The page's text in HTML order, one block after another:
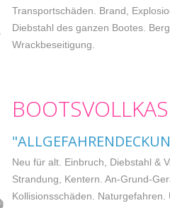
Transportschäden. Brand,
Diebstahl des ganzen Bootes.
Wrackbeseitigung.
Neu für alt. Einbruch, Diebstahl &
Strandung, Kentern. An-Grund-
Kollisionsschäden. Naturgefahren.